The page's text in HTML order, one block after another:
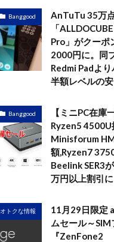
Banggood
AnTuTu 35万
「
Pro」がクーポ
2000円に。同
Redmi Padよ
半額レベルの
Banggood
【ミニPC在庫
Ryzen5 4500U
Minisforum
額,Ryzen7
Beelink SER3
万円以上割引に
オトクな情報
11月29日限定
ムセール～SIM
『ZenFone2